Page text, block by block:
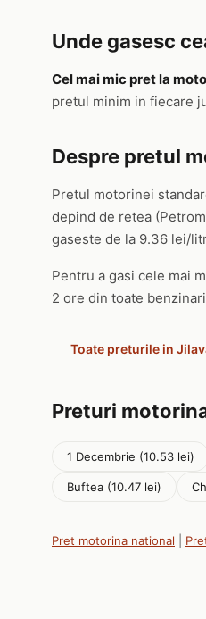
Unde gasesc
Cel mai mic pret la
pretul minim in fiecare
Despre pretul
Pretul motorinei
depind de retea
gaseste de la 9.36 lei/
Pentru a gasi cele mai
2 ore din toate
Toate preturile in
Preturi
1 Decembrie (10.53 lei)
Buftea (10.47 lei)
Pret motorina national